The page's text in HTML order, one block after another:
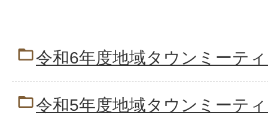
令和6年度地域タウンミーテ
令和5年度地域タウンミーテ